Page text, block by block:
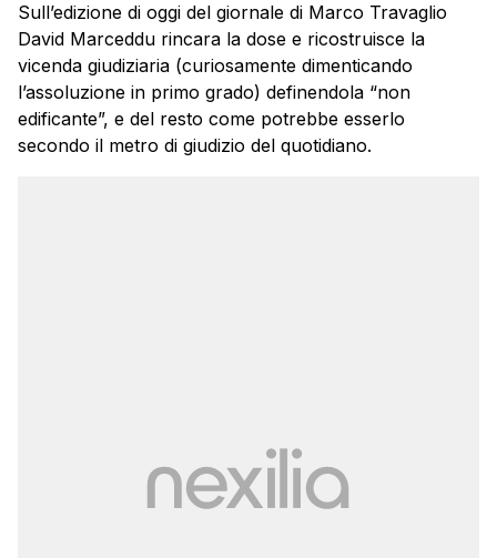
Sull’edizione di oggi del giornale di Marco Travaglio
David Marceddu rincara la dose e ricostruisce la
vicenda giudiziaria (curiosamente dimenticando
l’assoluzione in primo grado) definendola “non
edificante”, e del resto come potrebbe esserlo
secondo il metro di giudizio del quotidiano.